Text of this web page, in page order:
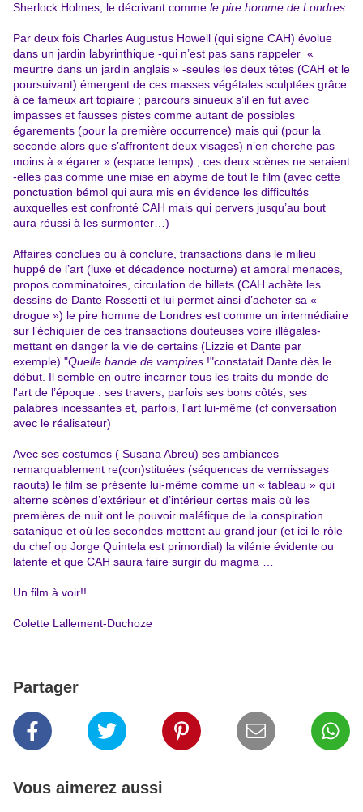
Sherlock Holmes, le décrivant comme le pire homme de Londres
Par deux fois Charles Augustus Howell (qui signe CAH) évolue
dans un jardin labyrinthique -qui n’est pas sans rappeler «
meurtre dans un jardin anglais » -seules les deux têtes (CAH et le
poursuivant) émergent de ces masses végétales sculptées grâce
à ce fameux art topiaire ; parcours sinueux s’il en fut avec
impasses et fausses pistes comme autant de possibles
égarements (pour la première occurrence) mais qui (pour la
seconde alors que s’affrontent deux visages) n’en cherche pas
moins à « égarer » (espace temps) ; ces deux scènes ne seraient
-elles pas comme une mise en abyme de tout le film (avec cette
ponctuation bémol qui aura mis en évidence les difficultés
auxquelles est confronté CAH mais qui pervers jusqu’au bout
aura réussi à les surmonter…)
Affaires conclues ou à conclure, transactions dans le milieu
huppé de l’art (luxe et décadence nocturne) et amoral menaces,
propos comminatoires, circulation de billets (CAH achète les
dessins de Dante Rossetti et lui permet ainsi d’acheter sa «
drogue ») le pire homme de Londres est comme un intermédiaire
sur l’échiquier de ces transactions douteuses voire illégales-
mettant en danger la vie de certains (Lizzie et Dante par
exemple) "Quelle bande de vampires !"constatait Dante dès le
début. Il semble en outre incarner tous les traits du monde de
l'art de l’époque : ses travers, parfois ses bons côtés, ses
palabres incessantes et, parfois, l'art lui-même (cf conversation
avec le réalisateur)
Avec ses costumes ( Susana Abreu) ses ambiances
remarquablement re(con)stituées (séquences de vernissages
raouts) le film se présente lui-même comme un « tableau » qui
alterne scènes d’extérieur et d’intérieur certes mais où les
premières de nuit ont le pouvoir maléfique de la conspiration
satanique et où les secondes mettent au grand jour (et ici le rôle
du chef op Jorge Quintela est primordial) la vilénie évidente ou
latente et que CAH saura faire surgir du magma …
Un film à voir!!
Colette Lallement-Duchoze
Partager
Vous aimerez aussi